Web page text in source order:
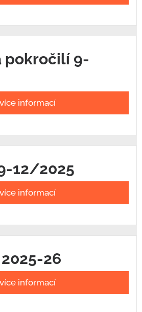
pokročilí 9-
více informací
12/2025
více informací
26
více informací